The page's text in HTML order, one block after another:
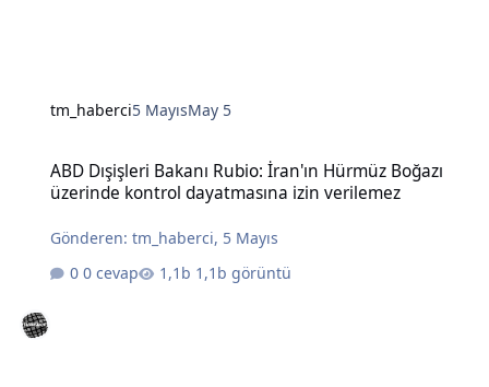
tm_haberci5 MayısMay 5
ABD Dışişleri Bakanı Rubio: İran'ın Hürmüz Boğazı
üzerinde kontrol dayatmasına izin verilemez
Gönderen:tm_haberci, 5 Mayıs
0 cevap
1,1b görüntü